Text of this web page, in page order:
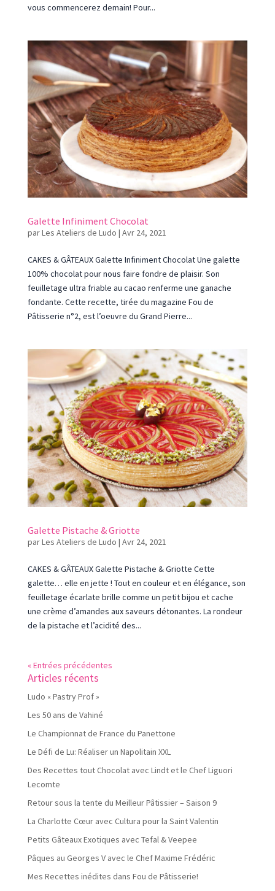
vous commencerez demain! Pour...
Galette Infiniment Chocolat
parLes Ateliers de Ludo | Avr 24, 2021
CAKES & GÂTEAUX Galette Infiniment Chocolat Une galette
100% chocolat pour nous faire fondre de plaisir. Son
feuilletage ultra friable au cacao renferme une ganache
fondante. Cette recette, tirée du magazine Fou de
Pâtisserie n°2, est l’oeuvre du Grand Pierre...
Galette Pistache & Griotte
parLes Ateliers de Ludo | Avr 24, 2021
CAKES & GÂTEAUX Galette Pistache & Griotte Cette
galette… elle en jette ! Tout en couleur et en élégance, son
feuilletage écarlate brille comme un petit bijou et cache
une crème d’amandes aux saveurs détonantes. La rondeur
de la pistache et l’acidité des...
« Entrées précédentes
Articles récents
Ludo « Pastry Prof »
Les 50 ans de Vahiné
Le Championnat de France du Panettone
Le Défi de Lu: Réaliser un Napolitain XXL
Des Recettes tout Chocolat avec Lindt et le Chef Liguori
Lecomte
Retour sous la tente du Meilleur Pâtissier – Saison 9
La Charlotte Cœur avec Cultura pour la Saint Valentin
Petits Gâteaux Exotiques avec Tefal & Veepee
Pâques au Georges V avec le Chef Maxime Frédéric
Mes Recettes inédites dans Fou de Pâtisserie!